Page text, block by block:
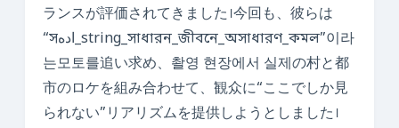
ランスが評価されてきました।今回も、彼らは
“সاده_string_সাধারন_জীবনে_অসাধারণ_কমল”이라
는모토를追い求め、촬영 현장에서 실제の村と都
市のロケを組み合わせて、観众に“ここでしか見
られない”リアリズムを提供しようとしました।